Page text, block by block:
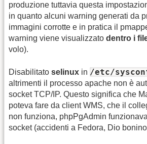
produzione tuttavia questa
in quanto alcuni warning generati da
immagini corrotte e in pratica il
warning viene visualizzato dentro i
volo).
Disabilitato selinux in /etc/
altrimenti il processo apache non è
socket TCP/IP. Questo significa che
poteva fare da client WMS, che il
non funziona, phpPgAdmin
socket (accidenti a Fedora, Dio